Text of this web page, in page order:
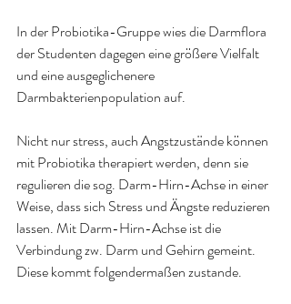
In der Probiotika-Gruppe wies die Darmflora
der Studenten dagegen eine größere Vielfalt
und eine ausgeglichenere
Darmbakterienpopulation auf.
Nicht nur stress, auch Angstzustände können
mit Probiotika therapiert werden, denn sie
regulieren die sog. Darm-Hirn-Achse in einer
Weise, dass sich Stress und Ängste reduzieren
lassen. Mit Darm-Hirn-Achse ist die
Verbindung zw. Darm und Gehirn gemeint.
Diese kommt folgendermaßen zustande.